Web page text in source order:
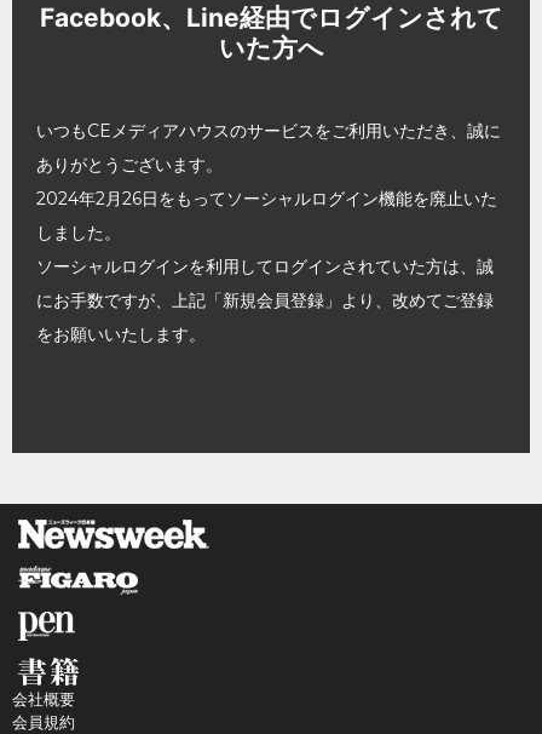
Facebook、Line経由でログインされて
いた方へ
いつもCEメディアハウスのサービスをご利用いただき、誠に
ありがとうございます。
2024年2月26日をもってソーシャルログイン機能を廃止いた
しました。
ソーシャルログインを利用してログインされていた方は、誠
にお手数ですが、上記「新規会員登録」より、改めてご登録
をお願いいたします。
会社概要
会員規約